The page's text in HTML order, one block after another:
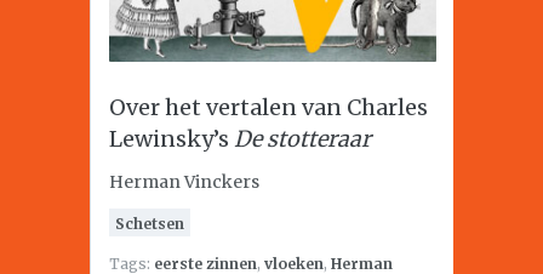
Over het vertalen van Charles
Lewinsky’s De stotteraar
Herman Vinckers
Schetsen
Tags: eerste zinnen, vloeken, Herman